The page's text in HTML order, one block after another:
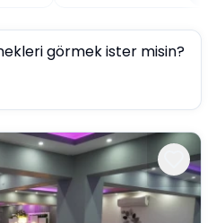
görmek ister misin?